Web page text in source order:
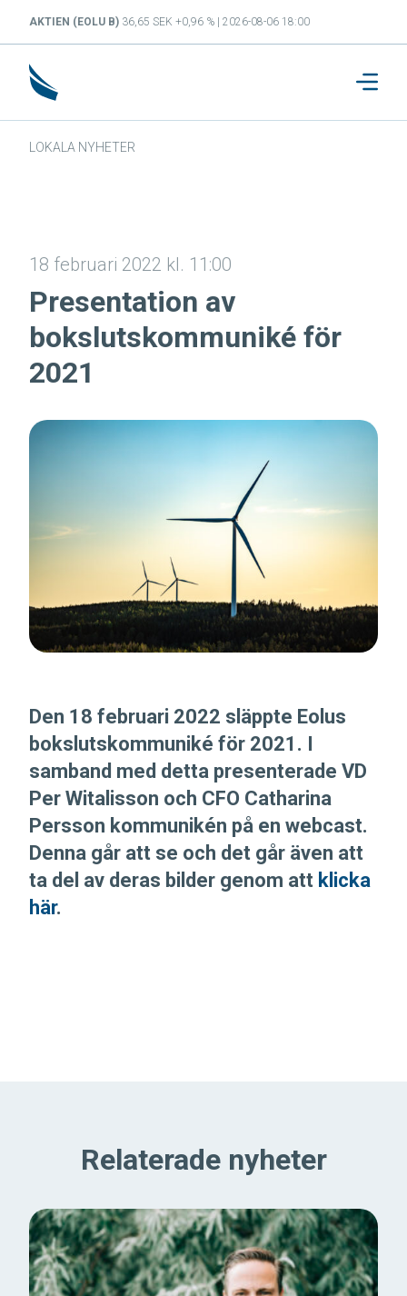
AKTIEN (EOLU B) 36,65 SEK +0,96 % | 2026-08-06 18:00
LOKALA NYHETER
18 februari 2022 kl. 11:00
Presentation av
bokslutskommuniké för
2021
Den 18 februari 2022 släppte Eolus
bokslutskommuniké för 2021. I
samband med detta presenterade VD
Per Witalisson och CFO Catharina
Persson kommunikén på en webcast.
Denna går att se och det går även att
ta del av deras bilder genom att klicka
här.
Relaterade nyheter